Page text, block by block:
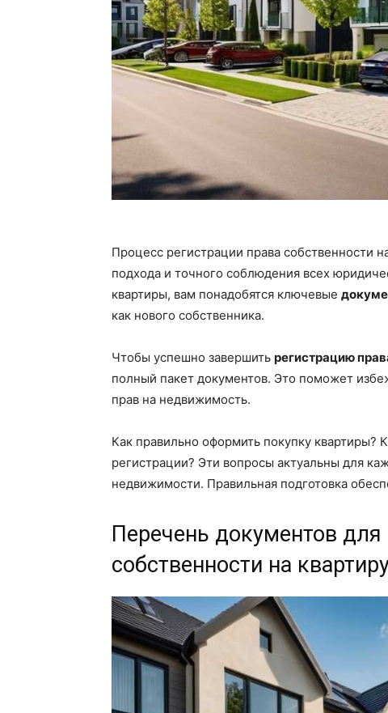
Процесс регистрации права собственности
подхода и точного соблюдения всех
квартиры, вам понадобятся ключевые
как нового собственника.
Чтобы успешно завершить регистрацию
полный пакет документов. Это поможет
прав на недвижимость.
Как правильно оформить покупку квартиры?
регистрации? Эти вопросы актуальны для
недвижимости. Правильная подготовка
Перечень документов для
собственности на